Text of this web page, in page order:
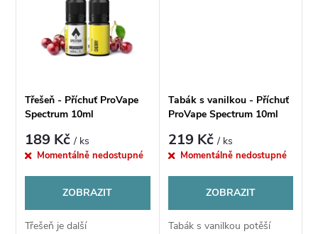
Třešeň - Příchuť ProVape
Spectrum 10ml
189 Kč/ ks
Momentálně nedostupné
ZOBRAZIT
Třešeň je další
Tabák s vanilkou - Příchuť
ProVape Spectrum 10ml
219 Kč/ ks
Momentálně nedostupné
ZOBRAZIT
Tabák s vanilkou potěší